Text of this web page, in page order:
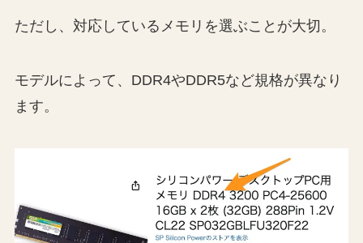
ただし、対応しているメモリを選ぶことが大切。
モデルによって、DDR4やDDR5など規格が異なり
ます。